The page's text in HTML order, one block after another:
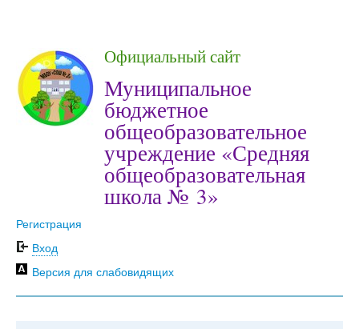
Официальный сайт
Муниципальное
бюджетное
общеобразовательное
учреждение «Средняя
общеобразовательная
школа № 3»
Регистрация
Вход
Версия для слабовидящих